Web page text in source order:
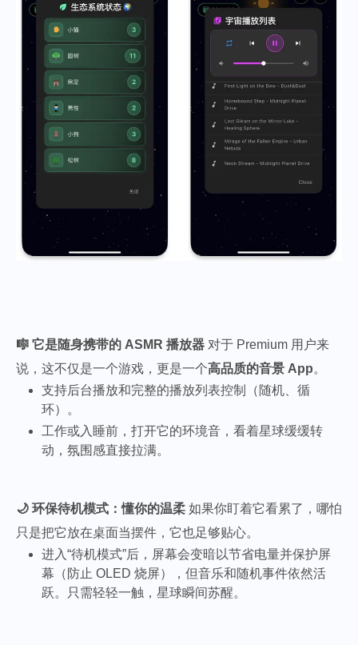
🎼 它是随身携带的 ASMR 播放器 对于 Premium 用户来
说，这不仅是一个游戏，更是一个高品质的音景 App。
支持后台播放和完整的播放列表控制（随机、循
环）。
工作或入睡前，打开它的环境音，看着星球缓缓转
动，氛围感直接拉满。
🌙 环保待机模式：懂你的温柔 如果你盯着它看累了，哪怕
只是把它放在桌面当摆件，它也足够贴心。
进入“待机模式”后，屏幕会变暗以节省电量并保护屏
幕（防止 OLED 烧屏），但音乐和随机事件依然活
跃。只需轻轻一触，星球瞬间苏醒。